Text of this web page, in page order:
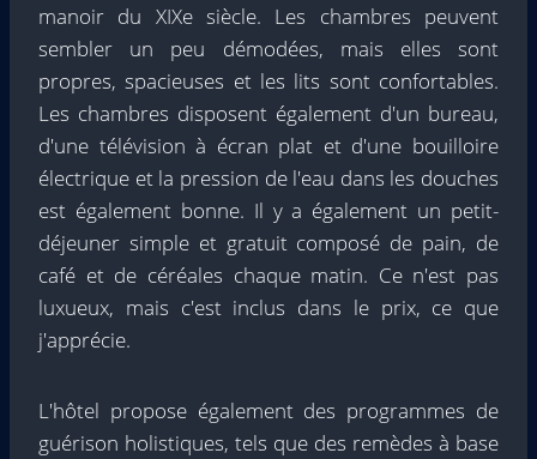
manoir du XIXe siècle. Les chambres peuvent
sembler un peu démodées, mais elles sont
propres, spacieuses et les lits sont confortables.
Les chambres disposent également d'un bureau,
d'une télévision à écran plat et d'une bouilloire
électrique et la pression de l'eau dans les douches
est également bonne. Il y a également un petit-
déjeuner simple et gratuit composé de pain, de
café et de céréales chaque matin. Ce n'est pas
luxueux, mais c'est inclus dans le prix, ce que
j'apprécie.
L'hôtel propose également des programmes de
guérison holistiques, tels que des remèdes à base